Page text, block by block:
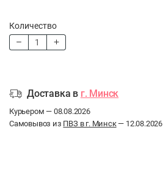
Количество
Доставка в г. Минск
Курьером — 08.08.2026
Самовывоз из ПВЗ в г. Минск— 12.08.2026